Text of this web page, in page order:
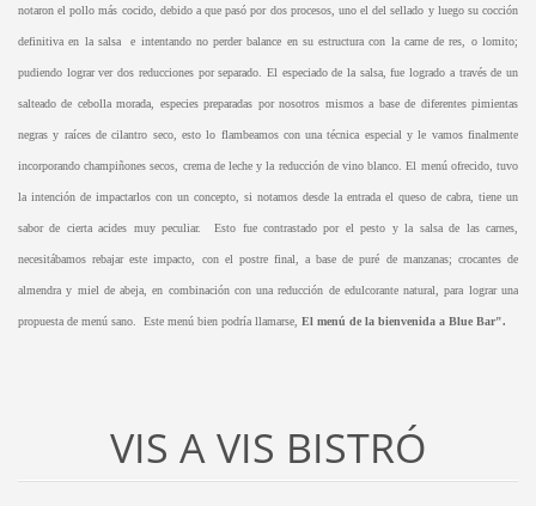
notaron el pollo más cocido, debido a que pasó por dos procesos, uno el del sellado y luego su cocción
definitiva en la salsa e intentando no perder balance en su estructura con la carne de res, o lomito;
pudiendo lograr ver dos reducciones por separado. El especiado de la salsa, fue logrado a través de un
salteado de cebolla morada, especies preparadas por nosotros mismos a base de diferentes pimientas
negras y raíces de cilantro seco, esto lo flambeamos con una técnica especial y le vamos finalmente
incorporando champiñones secos, crema de leche y la reducción de vino blanco. El menú ofrecido, tuvo
la intención de impactarlos con un concepto, si notamos desde la entrada el queso de cabra, tiene un
sabor de cierta acides muy peculiar. Esto fue contrastado por el pesto y la salsa de las carnes,
necesitábamos rebajar este impacto, con el postre final, a base de puré de manzanas; crocantes de
almendra y miel de abeja, en combinación con una reducción de edulcorante natural, para lograr una
propuesta de menú sano. Este menú bien podría llamarse, El menú de la bienvenida a Blue Bar".
VIS A VIS BISTRÓ